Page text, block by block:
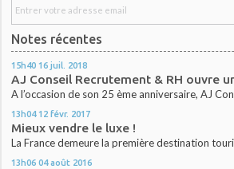
Notes récentes
15h40 16 juil. 2018
AJ Conseil Recrutement & RH ouvre
A l’occasion de son 25 ème anniversaire, AJ
13h04 12 févr. 2017
Mieux vendre le luxe !
La France demeure la première destination
13h06 04 août 2016